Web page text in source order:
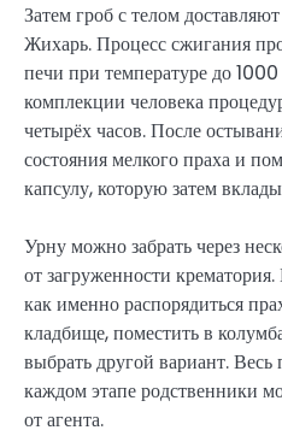
Затем гроб с телом
Жихарь. Процесс сжигания
печи при температуре до
комплекции человека
четырёх часов. После
состояния мелкого праха и
капсулу, которую затем
Урну можно забрать через
от загруженности
как именно распорядиться
кладбище, поместить в
выбрать другой вариант.
каждом этапе родственники
от агента.